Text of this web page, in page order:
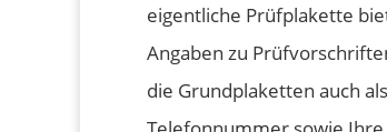
eigentliche Prüfplakette
Angaben zu
die Grundplaketten auch